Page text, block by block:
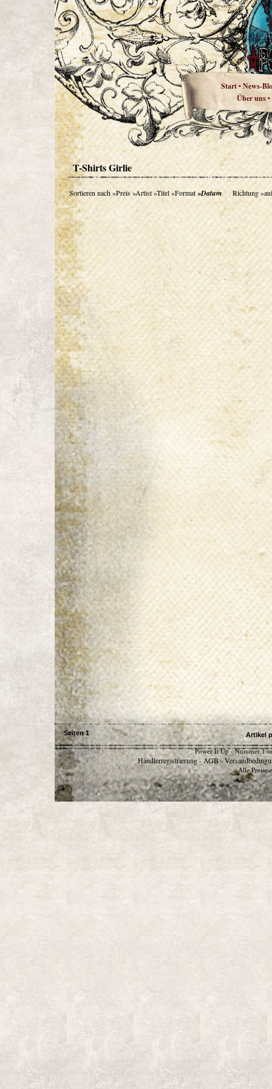
Start•News-
Über uns•
T-Shirts Girlie
Sortieren nach»Preis»Artist»Titel»Format»Datum Richtung
Seiten1 Artikel
Power It Up - Nummer 1
Händlerregistrierung - AGB -
Alle Preise